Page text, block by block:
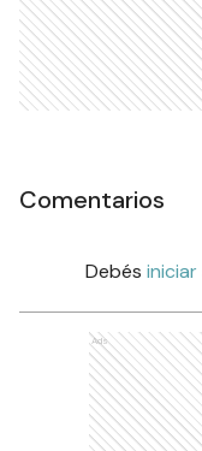
Comentarios
Debés iniciar
Ads